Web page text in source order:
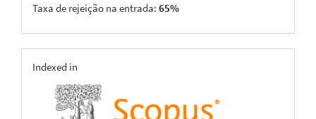
Taxa de rejeição na entrada: 65%
indexing
Indexed in